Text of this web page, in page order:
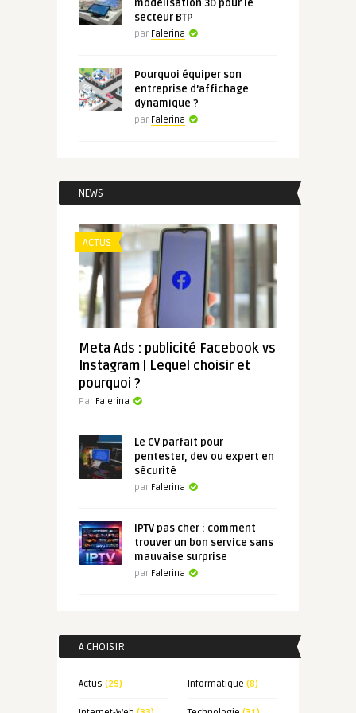
modélisation 3D pour le
secteur BTP
par Falerina
Pourquoi équiper son
entreprise d’affichage
dynamique ?
par Falerina
NEWS
ACTUS
Meta Ads : publicité Facebook vs
Instagram | Lequel choisir et
pourquoi ?
Par Falerina
Le CV parfait pour
pentester, dev ou expert en
sécurité
par Falerina
IPTV pas cher : comment
trouver un bon service sans
mauvaise surprise
par Falerina
A CHOISIR
Actus (29) Informatique (8)